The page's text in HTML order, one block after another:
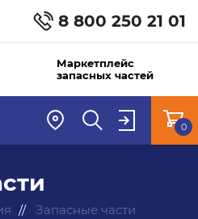
8 800 250 21 01
Маркетплейс
запасных частей
0
Запасные части